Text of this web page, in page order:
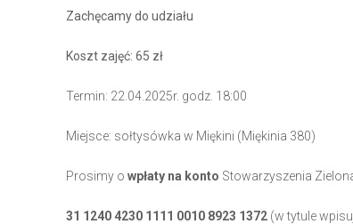
Zachęcamy do udziału
Koszt zajęć: 65 zł
Termin: 22.04.2025r. godz. 18:00
Miejsce: sołtysówka w Miękini (Miękinia 380)
Prosimy o wpłaty na konto Stowarzyszenia
31 1240 4230 1111 0010 8923 1372 (w tytule